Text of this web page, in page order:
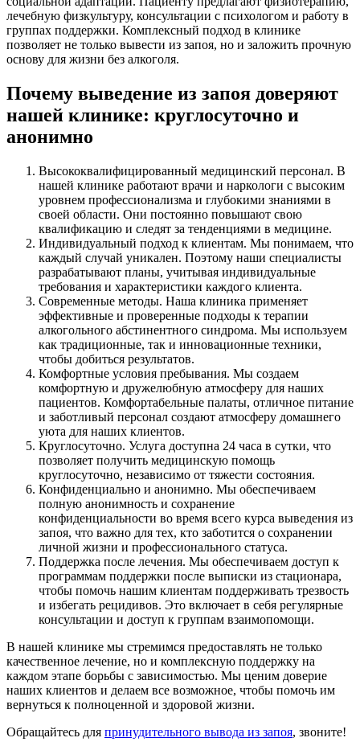
лечебную физкультуру, консультации с психологом и работу в
группах поддержки. Комплексный подход в клинике
позволяет не только вывести из запоя, но и заложить прочную
основу для жизни без алкоголя.
Почему выведение из запоя доверяют
нашей клинике: круглосуточно и
анонимно
Высококвалифицированный медицинский персонал. В
нашей клинике работают врачи и наркологи с высоким
уровнем профессионализма и глубокими знаниями в
своей области. Они постоянно повышают свою
квалификацию и следят за тенденциями в медицине.
Индивидуальный подход к клиентам. Мы понимаем, что
каждый случай уникален. Поэтому наши специалисты
разрабатывают планы, учитывая индивидуальные
требования и характеристики каждого клиента.
Современные методы. Наша клиника применяет
эффективные и проверенные подходы к терапии
алкогольного абстинентного синдрома. Мы используем
как традиционные, так и инновационные техники,
чтобы добиться результатов.
Комфортные условия пребывания. Мы создаем
комфортную и дружелюбную атмосферу для наших
пациентов. Комфортабельные палаты, отличное питание
и заботливый персонал создают атмосферу домашнего
уюта для наших клиентов.
Круглосуточно. Услуга доступна 24 часа в сутки, что
позволяет получить медицинскую помощь
круглосуточно, независимо от тяжести состояния.
Конфиденциально и анонимно. Мы обеспечиваем
полную анонимность и сохранение
конфиденциальности во время всего курса выведения из
запоя, что важно для тех, кто заботится о сохранении
личной жизни и профессионального статуса.
Поддержка после лечения. Мы обеспечиваем доступ к
программам поддержки после выписки из стационара,
чтобы помочь нашим клиентам поддерживать трезвость
и избегать рецидивов. Это включает в себя регулярные
консультации и доступ к группам взаимопомощи.
В нашей клинике мы стремимся предоставлять не только
качественное лечение, но и комплексную поддержку на
каждом этапе борьбы с зависимостью. Мы ценим доверие
наших клиентов и делаем все возможное, чтобы помочь им
вернуться к полноценной и здоровой жизни.
Обращайтесь для принудительного вывода из запоя, звоните!